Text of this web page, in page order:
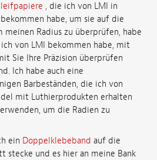
, die ich von LMI in
habe, um sie auf die
meinen Radius zu überprüfen, habe
von LMI bekommen habe, mit
Sie Ihre Präzision überprüfen
Ich habe auch eine
Barbeständen, die ich von
mit Luthierprodukten erhalten
um die Radien zu
ein Doppelklebeband auf die
stecke und es hier an meine Bank